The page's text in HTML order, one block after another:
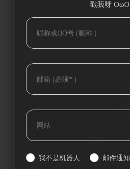
戳我呀 OωO
我不是机器人 邮件通知